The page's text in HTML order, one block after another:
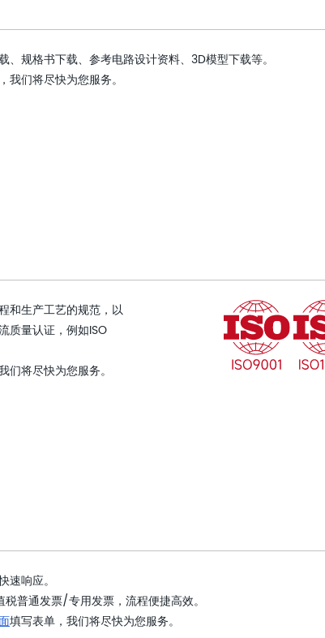
规格书下载、参考电路设计资料、3D模型下载等。
我们将尽快为您服务。
和生产工艺的规范，以
质量认证，例如ISO
将尽快为您服务。
响应。
普通发票/专用发票，流程便捷高效。
填写表单，我们将尽快为您服务。